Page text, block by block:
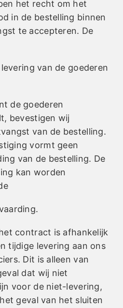
het recht om het
in de bestelling binnen
te accepteren. De
van de goederen
de goederen
bevestigen wij
van de bestelling.
vormt geen
van de bestelling. De
kan worden
contract is afhankelijk
tijdige levering aan ons
Dit is alleen van
dat wij niet
voor de niet-levering,
geval van het sluiten